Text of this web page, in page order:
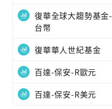
復華全球大趨勢基金-
台幣
復華華人世紀基金
百達-保安-R歐元
百達-保安-R美元